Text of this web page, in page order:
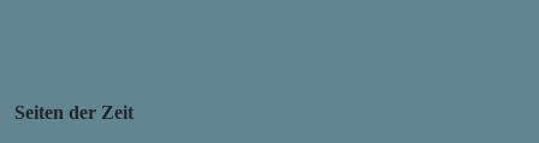
Seiten der Zeit